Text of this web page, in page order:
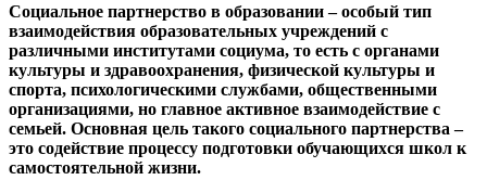
Социальное партнерство в образовании – особый тип
взаимодействия образовательных учреждений с
различными институтами социума, то есть с органами
культуры и здравоохранения, физической культуры и
спорта, психологическими службами, общественными
организациями, но главное активное взаимодействие с
семьей. Основная цель такого социального партнерства –
это содействие процессу подготовки обучающихся школ к
самостоятельной жизни.